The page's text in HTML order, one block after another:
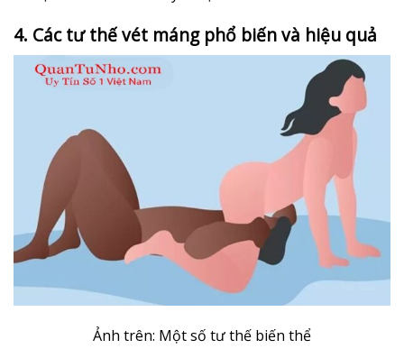
4. Các tư thế vét máng phổ biến và hiệu quả
Ảnh trên: Một số tư thế biến thể